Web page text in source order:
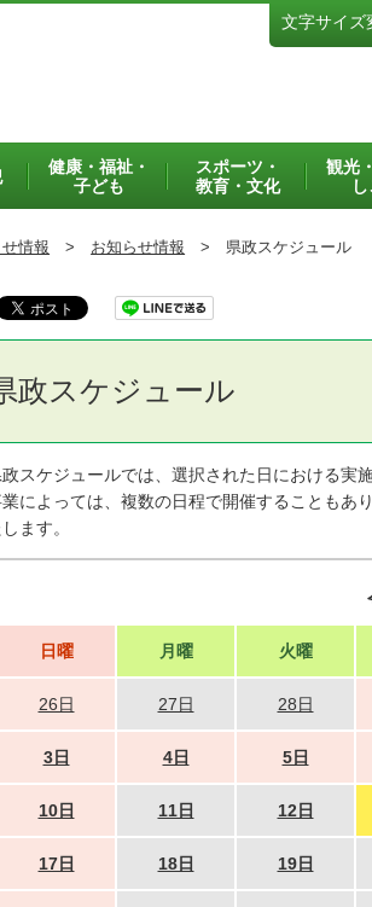
文字サイズ
健康・福祉・
子ども
スポーツ・
教育・文化
観光
情報 > お知らせ情報 > 県政スケジュール
政スケジュール
ケジュールでは、選択された日における実
よっては、複数の日程で開催することもあ
ます。
日曜 月曜 火曜
26日 27日 28日
3日 4日 5日
10日 11日 12日
17日 18日 19日